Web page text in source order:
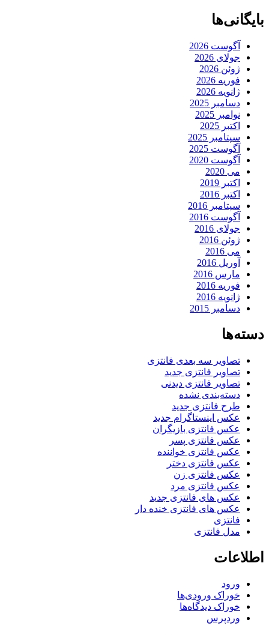
بایگانی‌ها
آگوست 2026
جولای 2026
ژوئن 2026
فوریه 2026
ژانویه 2026
دسامبر 2025
نوامبر 2025
اکتبر 2025
سپتامبر 2025
آگوست 2025
آگوست 2020
می 2020
اکتبر 2019
اکتبر 2016
سپتامبر 2016
آگوست 2016
جولای 2016
ژوئن 2016
می 2016
آوریل 2016
مارس 2016
فوریه 2016
ژانویه 2016
دسامبر 2015
دسته‌ها
تصاویر سه بعدی فانتزی
تصاویر فانتزی جدید
تصاویر فانتزی دیدنی
دسته‌بندی نشده
طرح فانتزی جدید
عکس اینستاگرام جدید
عکس فانتزی بازیگران
عکس فانتزی پسر
عکس فانتزی خواننده
عکس فانتزی دختر
عکس فانتزی زن
عکس فانتزی مرد
عکس های فانتزی جدید
عکس های فانتزی خنده دار
فانتزی
مدل فانتزی
اطلاعات
ورود
خوراک ورودی‌ها
خوراک دیدگاه‌ها
وردپرس